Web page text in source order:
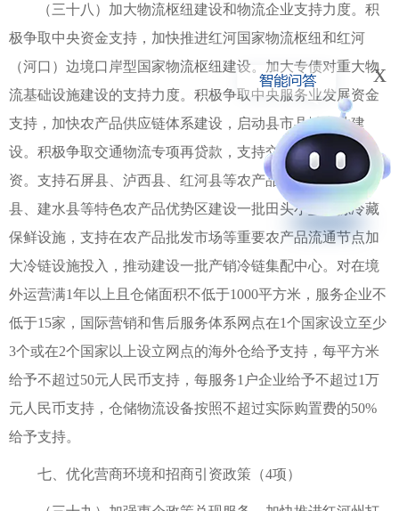
（三十八）加大物流枢纽建设和物流企业支持力度。积
极争取中央资金支持，加快推进红河国家物流枢纽和红河
（河口）边境口岸型国家物流枢纽建设。加大专债对重大物
流基础设施建设的支持力度。积极争取中央服务业发展资金
支持，加快农产品供应链体系建设，启动县市县域商业建
设。积极争取交通物流专项再贷款，支持交通物流企业融
资。支持石屏县、泸西县、红河县等农产品主产区和元阳
县、建水县等特色农产品优势区建设一批田头小型分拣冷藏
保鲜设施，支持在农产品批发市场等重要农产品流通节点加
大冷链设施投入，推动建设一批产销冷链集配中心。对在境
外运营满1年以上且仓储面积不低于1000平方米，服务企业不
低于15家，国际营销和售后服务体系网点在1个国家设立至少
3个或在2个国家以上设立网点的海外仓给予支持，每平方米
给予不超过50元人民币支持，每服务1户企业给予不超过1万
元人民币支持，仓储物流设备按照不超过实际购置费的50%
给予支持。
七、优化营商环境和招商引资政策（4项）
x